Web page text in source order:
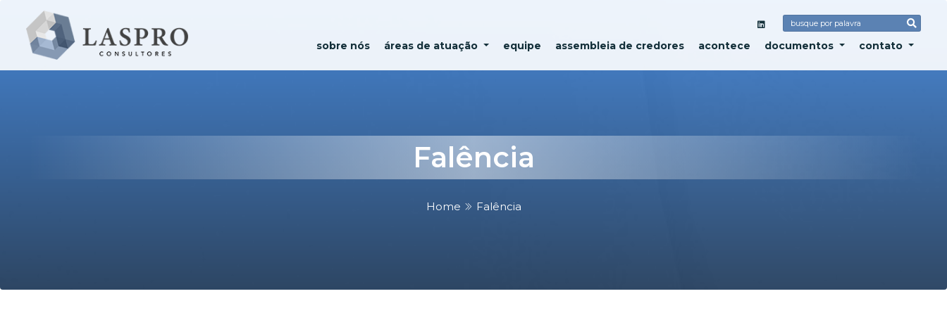
sobre nós áreas de atuação equipe assembleia de credores acontece documentos contato
Falência
Home Falência